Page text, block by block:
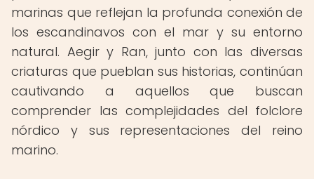
marinas que reflejan la profunda conexión de
los escandinavos con el mar y su entorno
natural. Aegir y Ran, junto con las diversas
criaturas que pueblan sus historias, continúan
cautivando a aquellos que buscan
comprender las complejidades del folclore
nórdico y sus representaciones del reino
marino.